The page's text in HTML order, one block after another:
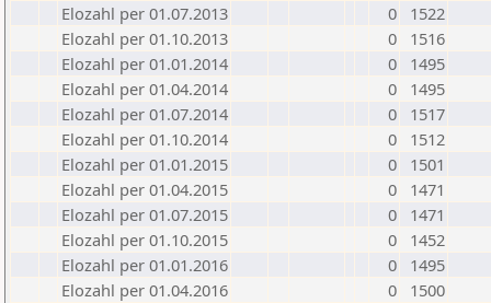
Elozahl per 01.07.2013
0
1522
Elozahl per 01.10.2013
0
1516
Elozahl per 01.01.2014
0
1495
Elozahl per 01.04.2014
0
1495
Elozahl per 01.07.2014
0
1517
Elozahl per 01.10.2014
0
1512
Elozahl per 01.01.2015
0
1501
Elozahl per 01.04.2015
0
1471
Elozahl per 01.07.2015
0
1471
Elozahl per 01.10.2015
0
1452
Elozahl per 01.01.2016
0
1495
Elozahl per 01.04.2016
0
1500